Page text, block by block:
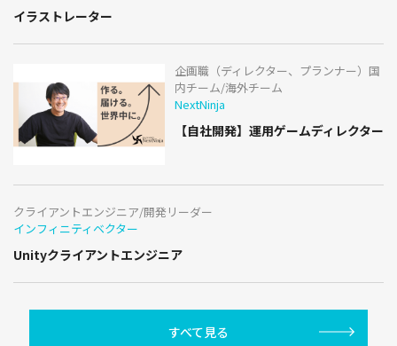
イラストレーター
企画職（ディレクター、プランナー）国
内チーム/海外チーム
NextNinja
【自社開発】運用ゲームディレクター
クライアントエンジニア/開発リーダー
インフィニティベクター
Unityクライアントエンジニア
すべて見る